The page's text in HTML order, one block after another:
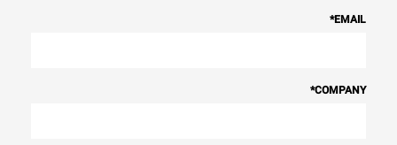
EMAIL
*
COMPANY
*